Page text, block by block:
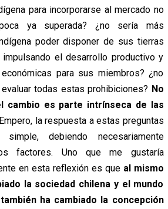
para incorporarse al mercado no
ya superada? ¿no sería más
poder disponer de sus tierras
impulsando el desarrollo productivo y
para sus miembros? ¿no
todas estas prohibiciones? No
cambio es parte intrínseca de las
Empero, la respuesta a estas preguntas
debiendo necesariamente
factores. Uno que me gustaría
en esta reflexión es que al mismo
la sociedad chilena y el mundo
ha cambiado la concepción